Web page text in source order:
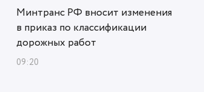
Минтранс РФ вносит изменения
в приказ по классификации
дорожных работ
09:20